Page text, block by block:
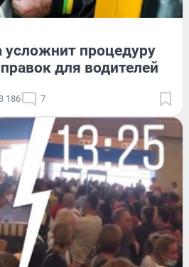
усложнит процедуру
для водителей
186 7